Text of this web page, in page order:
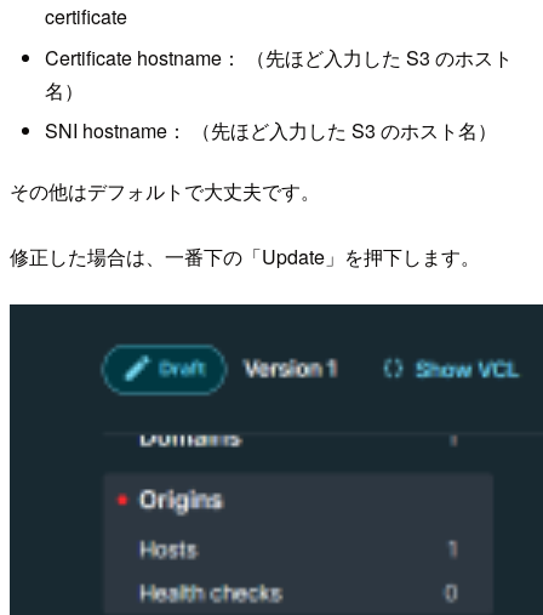
certificate
Certificate hostname： （先ほど入力した S3 のホスト
名）
SNI hostname： （先ほど入力した S3 のホスト名）
その他はデフォルトで大丈夫です。
修正した場合は、一番下の「Update」を押下します。